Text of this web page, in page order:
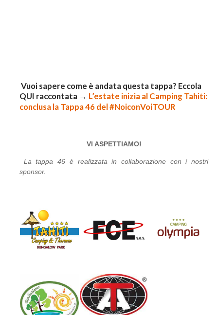
Vuoi sapere come è andata questa tappa? Eccola
QUI raccontata → L’estate inizia al Camping Tahiti:
conclusa la Tappa 46 del #NoiconVoiTOUR
VI ASPETTIAMO!
La tappa 46 è realizzata in collaborazione con i nostri
sponsor.